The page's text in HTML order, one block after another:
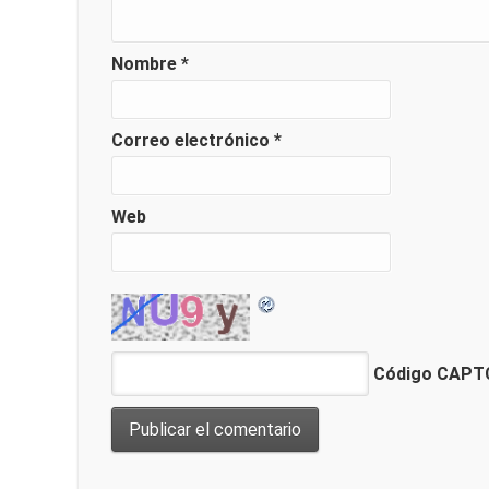
Nombre *
Correo electrónico *
Web
Código